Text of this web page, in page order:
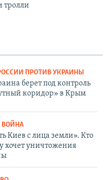
тролли
ПРОТИВ УКРАИНЫ
берет под контроль
коридор» в Крым
Киев с лица земли». Кто
хочет уничтожения